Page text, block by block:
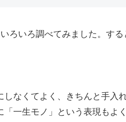
ろいろ調べてみました。する
なくてよく、きちんと手入
一生モノ」という表現もよ